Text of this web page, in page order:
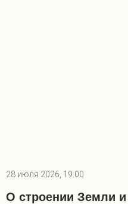
28 июля 2026, 19:00
О строении Земли и